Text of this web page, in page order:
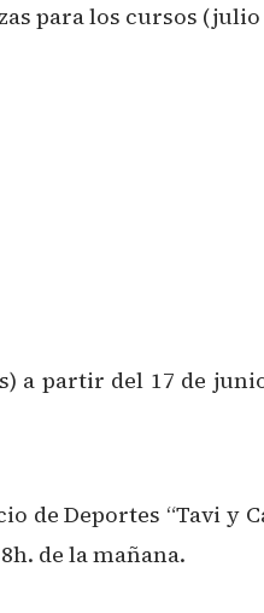
para los cursos
a partir del 17 de
de Deportes
de la mañana.